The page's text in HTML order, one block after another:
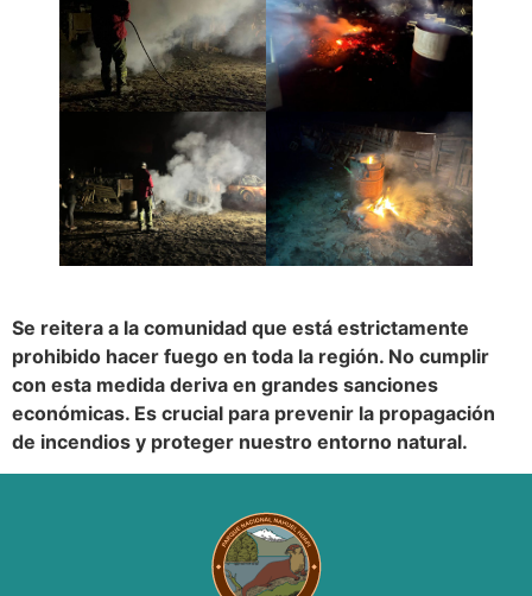
Se reitera a la comunidad que está estrictamente
prohibido hacer fuego en toda la región. No cumplir
con esta medida deriva en grandes sanciones
económicas. Es crucial para prevenir la propagación
de incendios y proteger nuestro entorno natural.